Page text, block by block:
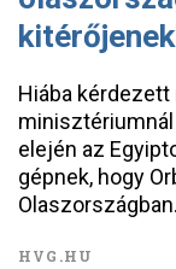
Hiába kérdezett
elején az
gépnek, hogy
Olaszországban.
HVG.HU